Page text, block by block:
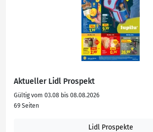
Aktueller Lidl Prospekt
Gültig vom 03.08 bis 08.08.2026
69 Seiten
Lidl Prospekte